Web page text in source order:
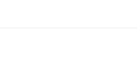
屆第6次臨時董事會審核通過